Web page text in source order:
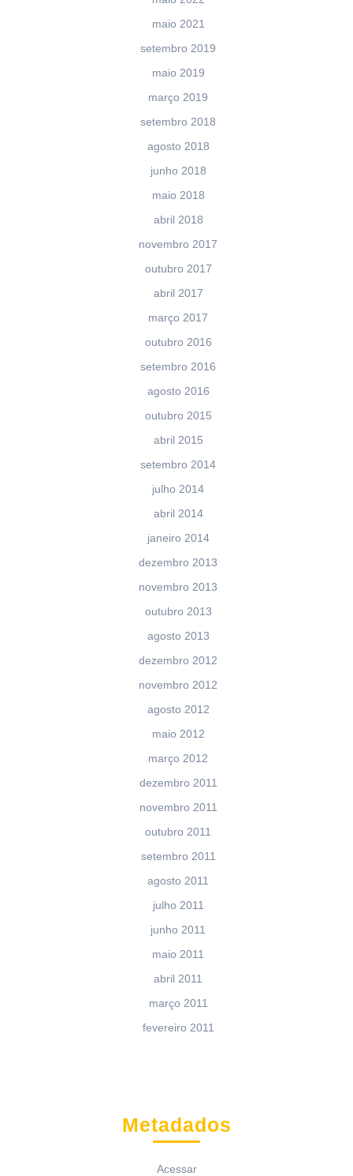
maio 2021
setembro 2019
maio 2019
março 2019
setembro 2018
agosto 2018
junho 2018
maio 2018
abril 2018
novembro 2017
outubro 2017
abril 2017
março 2017
outubro 2016
setembro 2016
agosto 2016
outubro 2015
abril 2015
setembro 2014
julho 2014
abril 2014
janeiro 2014
dezembro 2013
novembro 2013
outubro 2013
agosto 2013
dezembro 2012
novembro 2012
agosto 2012
maio 2012
março 2012
dezembro 2011
novembro 2011
outubro 2011
setembro 2011
agosto 2011
julho 2011
junho 2011
maio 2011
abril 2011
março 2011
fevereiro 2011
Metadados
Acessar